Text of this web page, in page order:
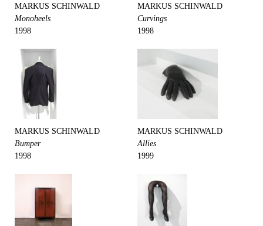
MARKUS SCHINWALD
Monoheels
1998
MARKUS SCHINWALD
Curvings
1998
MARKUS SCHINWALD
Bumper
1998
MARKUS SCHINWALD
Allies
1999